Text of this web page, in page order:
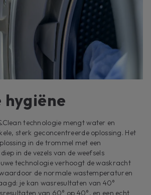
technologie mengt water en
sterk geconcentreerde oplossing. Het
in de trommel met een
in de vezels van de weefsels
technologie verhoogt de waskracht
de normale wastemperaturen
je kan wasresultaten van 40°
van 60° op 40°, en een echt